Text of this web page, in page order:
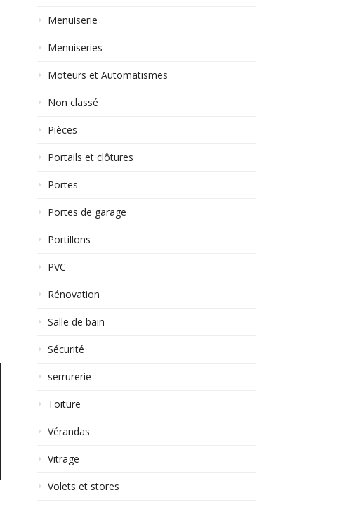
Menuiserie
Menuiseries
Moteurs et Automatismes
Non classé
Pièces
Portails et clôtures
Portes
Portes de garage
Portillons
PVC
Rénovation
Salle de bain
Sécurité
serrurerie
Toiture
Vérandas
Vitrage
Volets et stores